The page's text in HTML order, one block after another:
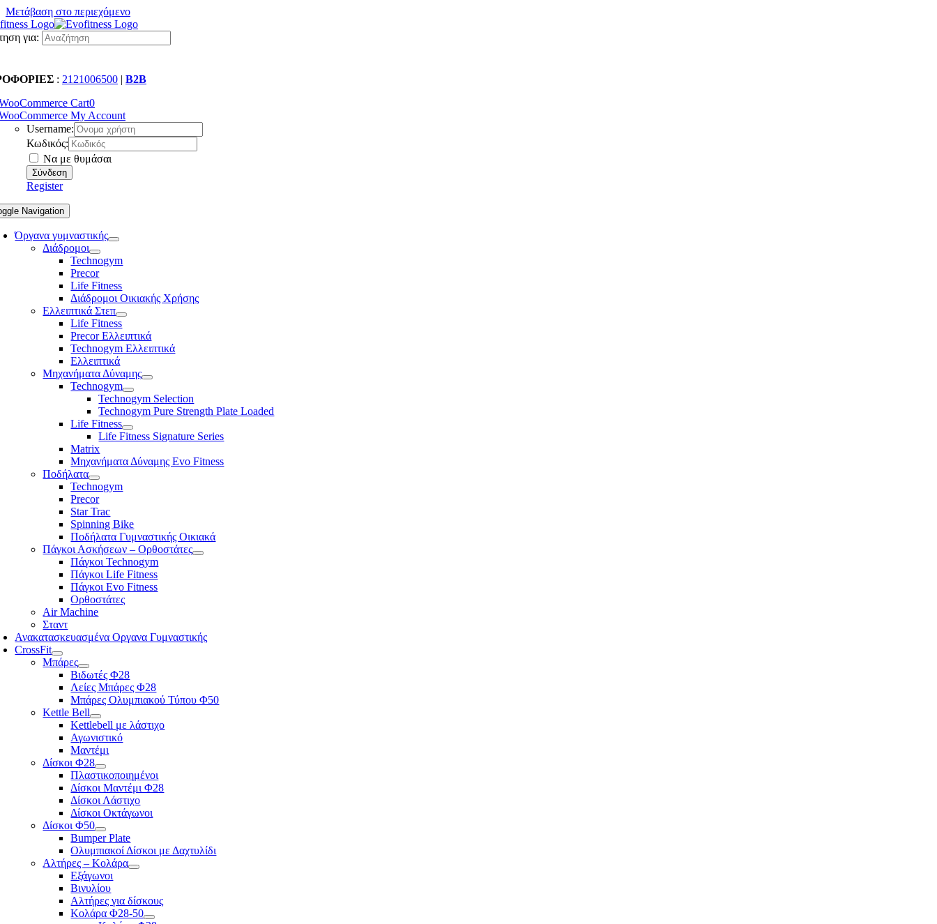
Μετάβαση στο περιεχόμενο
για:
: 2121006500 | B2B
Cart0
My Account
Username:
Κωδικός:
Να με θυμάσαι
Register
Navigation
Όργανα γυμναστικής
Διάδρομοι
Technogym
Precor
Life Fitness
Διάδρομοι Οικιακής Χρήσης
Ελλειπτικά Στεπ
Life Fitness
Precor Ελλειπτικά
Technogym Ελλειπτικά
Ελλειπτικά
Μηχανήματα Δύναμης
Technogym
Technogym Selection
Technogym Pure Strength Plate Loaded
Life Fitness
Life Fitness Signature Series
Matrix
Μηχανήματα Δύναμης Evo Fitness
Ποδήλατα
Technogym
Precor
Star Trac
Spinning Bike
Ποδήλατα Γυμναστικής Οικιακά
Πάγκοι Ασκήσεων – Ορθοστάτες
Πάγκοι Technogym
Πάγκοι Life Fitness
Πάγκοι Evo Fitness
Ορθοστάτες
Air Machine
Σταντ
Ανακατασκευασμένα Οργανα Γυμναστικής
CrossFit
Μπάρες
Βιδωτές Φ28
Λείες Μπάρες Φ28
Μπάρες Ολυμπιακού Τύπου Φ50
Kettle Bell
Kettlebell με λάστιχο
Αγωνιστικό
Μαντέμι
Δίσκοι Φ28
Πλαστικοποιημένοι
Δίσκοι Μαντέμι Φ28
Δίσκοι Λάστιχο
Δίσκοι Οκτάγωνοι
Δίσκοι Φ50
Bumper Plate
Ολυμπιακοί Δίσκοι με Δαχτυλίδι
Αλτήρες – Κολάρα
Εξάγωνοι
Βινυλίου
Αλτήρες για δίσκους
Κολάρα Φ28-50